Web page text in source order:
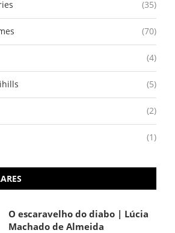
(35)
(70)
(4)
(5)
(2)
(1)
O escaravelho do diabo | Lúcia
Machado de Almeida